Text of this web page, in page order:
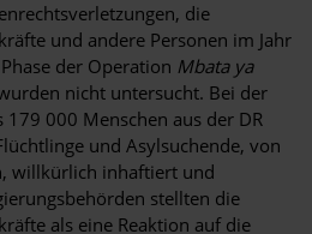
die
und andere Personen im Jahr
der Operation Mbata ya
nicht untersucht. Bei der
000 Menschen aus der DR
und Asylsuchende, von
willkürlich inhaftiert und
stellten die
als eine Reaktion auf die